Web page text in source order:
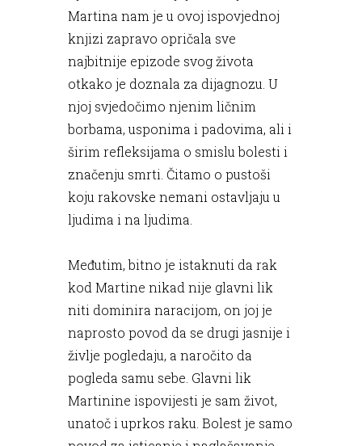
Martina nam je u ovoj ispovjednoj
knjizi zapravo opričala sve
najbitnije epizode svog života
otkako je doznala za dijagnozu. U
njoj svjedočimo njenim ličnim
borbama, usponima i padovima, ali i
širim refleksijama o smislu bolesti i
značenju smrti. Čitamo o pustoši
koju rakovske nemani ostavljaju u
ljudima i na ljudima.
Međutim, bitno je istaknuti da rak
kod Martine nikad nije glavni lik
niti dominira naracijom, on joj je
naprosto povod da se drugi jasnije i
življe pogledaju, a naročito da
pogleda samu sebe. Glavni lik
Martinine ispovijesti je sam život,
unatoč i uprkos raku. Bolest je samo